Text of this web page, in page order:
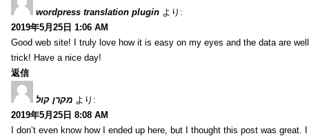
wordpress translation plugin より:
2019年5月25日 1:06 AM
Good web site! I truly love how it is easy on my eyes and the data are
trick! Have a nice day!
返信
מקרן קול より:
2019年5月25日 8:08 AM
I don’t even know how I ended up here, but I thought this post was